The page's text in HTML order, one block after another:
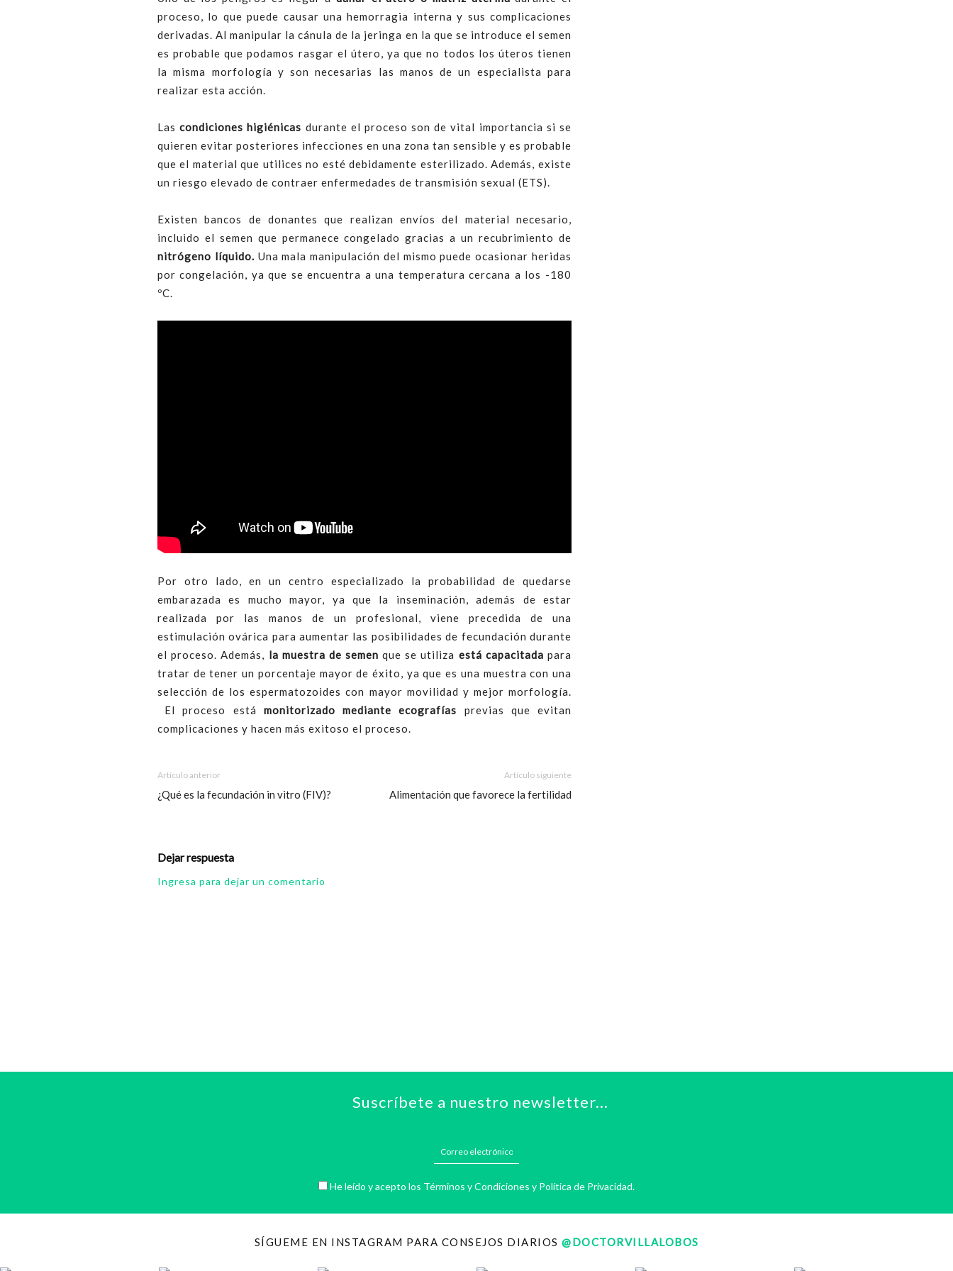
proceso, lo que puede causar una hemorragia interna y sus complicaciones
derivadas. Al manipular la cánula de la jeringa en la que se introduce el semen
es probable que podamos rasgar el útero, ya que no todos los úteros tienen
la misma morfología y son necesarias las manos de un especialista para
realizar esta acción.
Lascondiciones higiénicas durante el proceso son de vital importancia si se
quieren evitar posteriores infecciones en una zona tan sensible y es probable
que el material que utilices no esté debidamente esterilizado. Además, existe
un riesgo elevado de contraer enfermedades de transmisión sexual (ETS).
Existen bancos de donantes que realizan envíos del material necesario,
incluido el semen que permanece congelado gracias a un recubrimiento de
nitrógeno líquido. Una mala manipulación del mismo puede ocasionar heridas
por congelación, ya que se encuentra a una temperatura cercana a los -180
ºC.
Por otro lado, en un centro especializado la probabilidad de quedarse
embarazada es mucho mayor, ya que la inseminación, además de estar
realizada por las manos de un profesional, viene precedida de una
estimulación ovárica para aumentar las posibilidades de fecundación durante
el proceso. Además, la muestra de semen que se utiliza está capacitada para
tratar de tener un porcentaje mayor de éxito, ya que es una muestra con una
selección de los espermatozoides con mayor movilidad y mejor morfología.
El proceso está monitorizado mediante ecografías previas que evitan
complicaciones y hacen más exitoso el proceso.
Artículo anterior
¿Qué es la fecundación in vitro (FIV)?
Artículo siguiente
Alimentación que favorece la fertilidad
Dejar respuesta
Ingresa para dejar un comentario
Suscríbete a nuestro newsletter...
He leído y acepto los Términos y Condiciones y Política de Privacidad.
SÍGUEME EN INSTAGRAM PARA CONSEJOS DIARIOS @DOCTORVILLALOBOS